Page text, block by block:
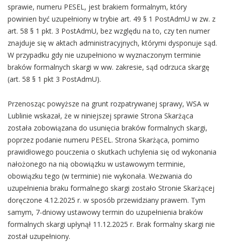
sprawie, numeru PESEL, jest brakiem formalnym, który
powinien być uzupełniony w trybie art. 49 § 1 PostAdmU w zw. z
art. 58 § 1 pkt. 3 PostAdmU, bez względu na to, czy ten numer
znajduje się w aktach administracyjnych, którymi dysponuje sąd.
W przypadku gdy nie uzupełniono w wyznaczonym terminie
braków formalnych skargi w ww. zakresie, sąd odrzuca skargę
(art. 58 § 1 pkt 3 PostAdmU).
Przenosząc powyższe na grunt rozpatrywanej sprawy, WSA w
Lublinie wskazał, że w niniejszej sprawie Strona Skarżąca
została zobowiązana do usunięcia braków formalnych skargi,
poprzez podanie numeru PESEL. Strona Skarżąca, pomimo
prawidłowego pouczenia o skutkach uchylenia się od wykonania
nałożonego na nią obowiązku w ustawowym terminie,
obowiązku tego (w terminie) nie wykonała. Wezwania do
uzupełnienia braku formalnego skargi zostało Stronie Skarżącej
doręczone 4.12.2025 r. w sposób przewidziany prawem. Tym
samym, 7-dniowy ustawowy termin do uzupełnienia braków
formalnych skargi upłynął 11.12.2025 r. Brak formalny skargi nie
został uzupełniony.